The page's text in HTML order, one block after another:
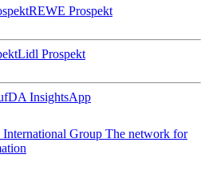
REWE Prospekt
Lidl Prospekt
InsightsApp
Group The network for